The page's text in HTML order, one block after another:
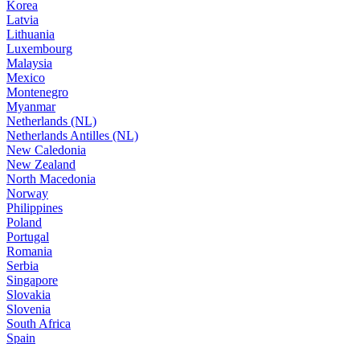
Korea
Latvia
Lithuania
Luxembourg
Malaysia
Mexico
Montenegro
Myanmar
Netherlands (NL)
Netherlands Antilles (NL)
New Caledonia
New Zealand
North Macedonia
Norway
Philippines
Poland
Portugal
Romania
Serbia
Singapore
Slovakia
Slovenia
South Africa
Spain